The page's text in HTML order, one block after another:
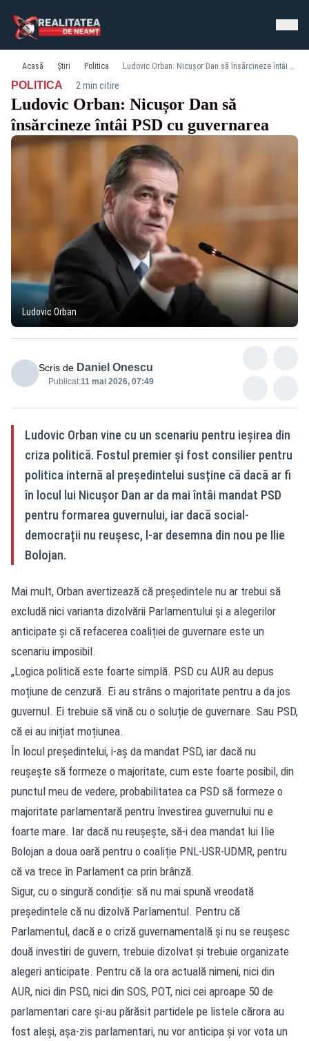
Acasă Știri Politica Ludovic Orban: Nicușor Dan să însărcineze întâi PSD cu guvernarea
POLITICA· 2 min citire
Ludovic Orban: Nicușor Dan să
însărcineze întâi PSD cu guvernarea
Ludovic Orban
Scris de Daniel Onescu
Publicat:11 mai 2026, 07:49
Ludovic Orban vine cu un scenariu pentru ieșirea din
criza politică. Fostul premier și fost consilier pentru
politica internă al președintelui susține că dacă ar fi
în locul lui Nicușor Dan ar da mai întâi mandat PSD
pentru formarea guvernului, iar dacă social-
democrații nu reușesc, l-ar desemna din nou pe Ilie
Bolojan.
Mai mult, Orban avertizează că președintele nu ar trebui să
excludă nici varianta dizolvării Parlamentului și a alegerilor
anticipate și că refacerea coaliției de guvernare este un
scenariu imposibil.
„Logica politică este foarte simplă. PSD cu AUR au depus
moțiune de cenzură. Ei au strâns o majoritate pentru a da jos
guvernul. Ei trebuie să vină cu o soluție de guvernare. Sau PSD,
că ei au inițiat moțiunea.
În locul președintelui, i-aș da mandat PSD, iar dacă nu
reușește să formeze o majoritate, cum este foarte posibil, din
punctul meu de vedere, probabilitatea ca PSD să formeze o
majoritate parlamentară pentru învestirea guvernului nu e
foarte mare. Iar dacă nu reușește, să-i dea mandat lui Ilie
Bolojan a doua oară pentru o coaliție PNL-USR-UDMR, pentru
că va trece în Parlament ca prin brânză.
Sigur, cu o singură condiție: să nu mai spună vreodată
președintele că nu dizolvă Parlamentul. Pentru că
Parlamentul, dacă e o criză guvernamentală și nu se reușesc
două investiri de guvern, trebuie dizolvat și trebuie organizate
alegeri anticipate. Pentru că la ora actuală nimeni, nici din
AUR, nici din PSD, nici din SOS, POT, nici cei aproape 50 de
parlamentari care și-au părăsit partidele pe listele cărora au
fost aleși, așa-zis parlamentari, nu vor anticipa și vor vota un